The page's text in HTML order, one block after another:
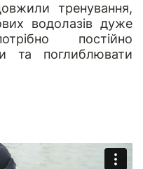
тренування,
водолазів дуже
постійно
та поглиблювати